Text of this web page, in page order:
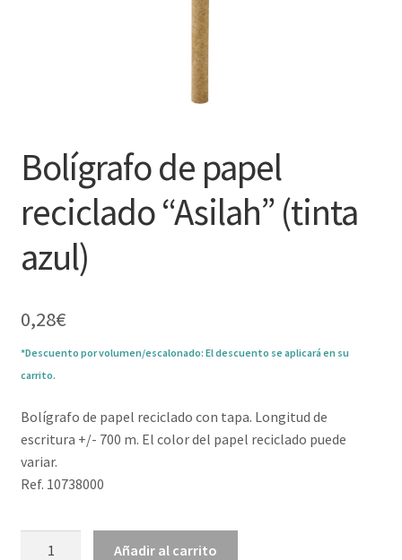
Bolígrafo de papel
reciclado “Asilah” (tinta
azul)
0,28€
*Descuento por volumen/escalonado: El descuento se aplicará en su
carrito.
Bolígrafo de papel reciclado con tapa. Longitud de
escritura +/- 700 m. El color del papel reciclado puede
variar.
Ref. 10738000
Añadir al carrito